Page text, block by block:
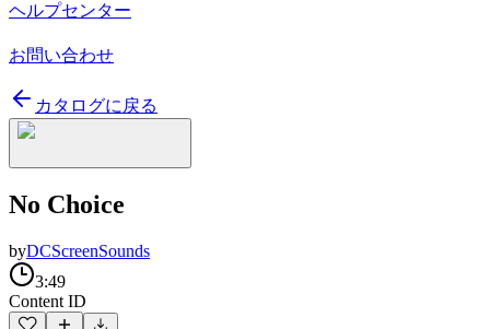
ヘルプセンター
お問い合わせ
カタログに戻る
No Choice
byDCScreenSounds
3:49
Content ID